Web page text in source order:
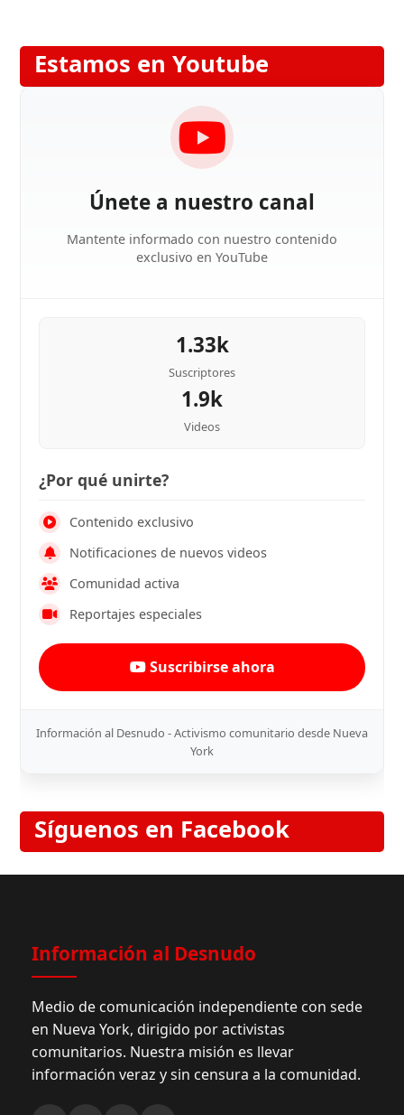
Estamos en Youtube
Únete a nuestro canal
Mantente informado con nuestro contenido
exclusivo en YouTube
1.33k
Suscriptores
1.9k
Videos
¿Por qué unirte?
Contenido exclusivo
Notificaciones de nuevos videos
Comunidad activa
Reportajes especiales
Suscribirse ahora
Información al Desnudo - Activismo comunitario desde Nueva
York
Síguenos en Facebook
Información al Desnudo
Medio de comunicación independiente con sede
en Nueva York, dirigido por activistas
comunitarios. Nuestra misión es llevar
información veraz y sin censura a la comunidad.